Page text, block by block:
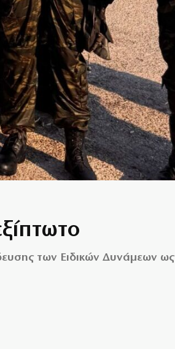
των Ειδικών Δυνάμεων ως